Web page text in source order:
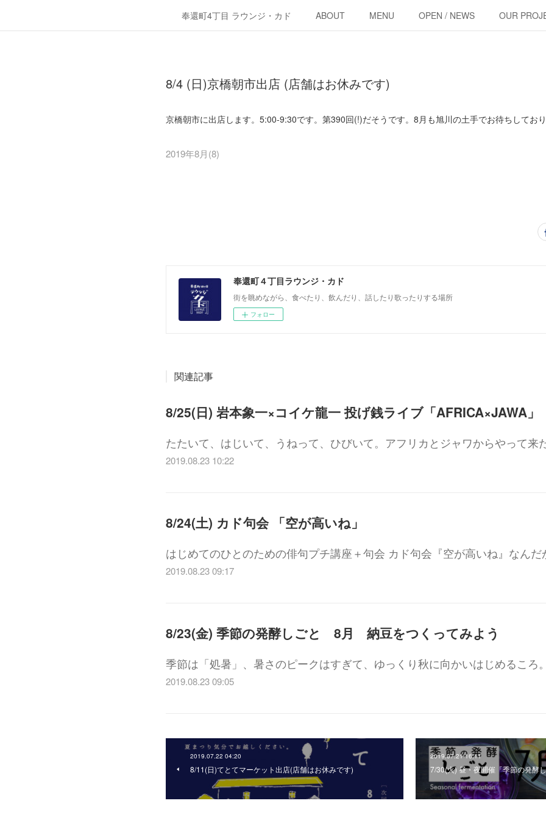
奉還町4丁目 ラウンジ・カド ABOUT MENU OPEN / NEWS OUR
8/4 (日)京橋朝市出店 (店舗はお休みです)
京橋朝市に出店します。5:00-9:30です。第390回(!)だそうです。8月も旭川の土手でお待ちしてお
2019年8月(8)
奉還町４丁目ラウンジ・カド
街を眺めながら、食べたり、飲んだり、話したり歌ったりする場所
フォロー
関連記事
8/25(日) 岩本象一×コイケ龍一 投げ銭ライブ「AFRICA×JAWA」
たたいて、はじいて、うねって、ひびいて。アフリカとジャワからやって
2019.08.23 10:22
8/24(土) カド句会 「空が高いね」
はじめてのひとのための俳句プチ講座＋句会 カド句会『空が高いね』なん
2019.08.23 09:17
8/23(金) 季節の発酵しごと 8月 納豆をつくってみよう
季節は「処暑」、暑さのピークはすぎて、ゆっくり秋に向かいはじめるこ
2019.08.23 09:05
2019.07.22 04:20
8/11(日)てとてマーケット出店(店舗はお休みです)
2019.07.21 16:11
7/30(火) 昼・夜開催「季節の発酵